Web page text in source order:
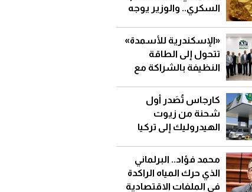
السكري.. والوزير يوجه
بالأنفاق مؤقتًا
«الإسكندرية للأسمدة»
تتحول إلى الطاقة
النظيفة بالشراكة مع
كارجاس تُصَدر أول
شحنة من زيوت
الهيدروليك إلى تركيا
محمد فؤاد.. البرلماني
الذي حرك المياه الراكدة
في الملفات الاقتصادية